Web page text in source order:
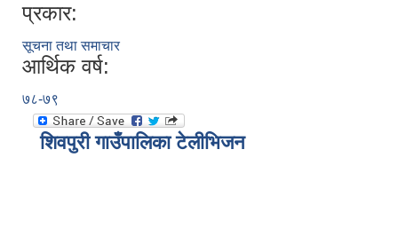
प्रकार:
सूचना तथा समाचार
आर्थिक वर्ष:
७८-७९
शिवपुरी गाउँपालिका टेलीभिजन